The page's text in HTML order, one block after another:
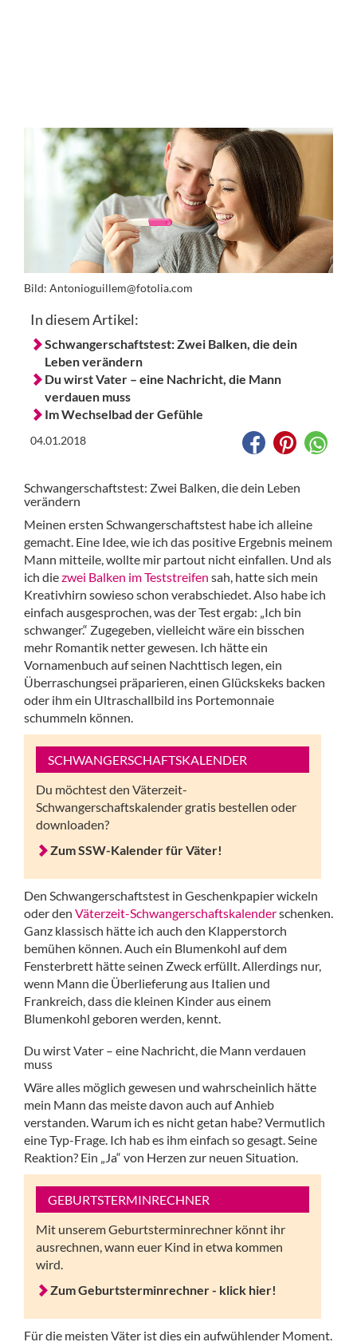
Bild: Antonioguillem@fotolia.com
In diesem Artikel:
Schwangerschaftstest: Zwei Balken, die dein
Leben verändern
Du wirst Vater – eine Nachricht, die Mann
verdauen muss
Im Wechselbad der Gefühle
04.01.2018
Schwangerschaftstest: Zwei Balken, die dein Leben
verändern
Meinen ersten Schwangerschaftstest habe ich alleine
gemacht. Eine Idee, wie ich das positive Ergebnis meinem
Mann mitteile, wollte mir partout nicht einfallen. Und als
ich diezwei Balken im Teststreifen sah, hatte sich mein
Kreativhirn sowieso schon verabschiedet. Also habe ich
einfach ausgesprochen, was der Test ergab: „Ich bin
schwanger.“ Zugegeben, vielleicht wäre ein bisschen
mehr Romantik netter gewesen. Ich hätte ein
Vornamenbuch auf seinen Nachttisch legen, ein
Überraschungsei präparieren, einen Glückskeks backen
oder ihm ein Ultraschallbild ins Portemonnaie
schummeln können.
SCHWANGERSCHAFTSKALENDER
Du möchtest den Väterzeit-
Schwangerschaftskalender gratis bestellen oder
downloaden?
Zum SSW-Kalender für Väter!
Den Schwangerschaftstest in Geschenkpapier wickeln
oder den Väterzeit-Schwangerschaftskalenderschenken.
Ganz klassisch hätte ich auch den Klapperstorch
bemühen können. Auch ein Blumenkohl auf dem
Fensterbrett hätte seinen Zweck erfüllt. Allerdings nur,
wenn Mann die Überlieferung aus Italien und
Frankreich, dass die kleinen Kinder aus einem
Blumenkohl geboren werden, kennt.
Du wirst Vater – eine Nachricht, die Mann verdauen
muss
Wäre alles möglich gewesen und wahrscheinlich hätte
mein Mann das meiste davon auch auf Anhieb
verstanden. Warum ich es nicht getan habe? Vermutlich
eine Typ-Frage. Ich hab es ihm einfach so gesagt. Seine
Reaktion? Ein „Ja“ von Herzen zur neuen Situation.
GEBURTSTERMINRECHNER
Mit unserem Geburtsterminrechner könnt ihr
ausrechnen, wann euer Kind in etwa kommen
wird.
Zum Geburtsterminrechner - klick hier!
Für die meisten Väter ist dies ein aufwühlender Moment.